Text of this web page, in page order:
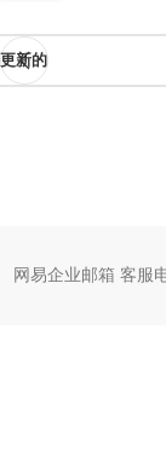
更新的
网易企业邮箱 客服